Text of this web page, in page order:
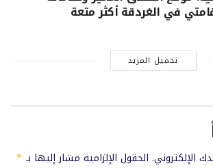
في الغردقة أكثر متعة
تحميل المزيد
الإلكتروني. الحقول الإلزامية مشار إليها بـ *